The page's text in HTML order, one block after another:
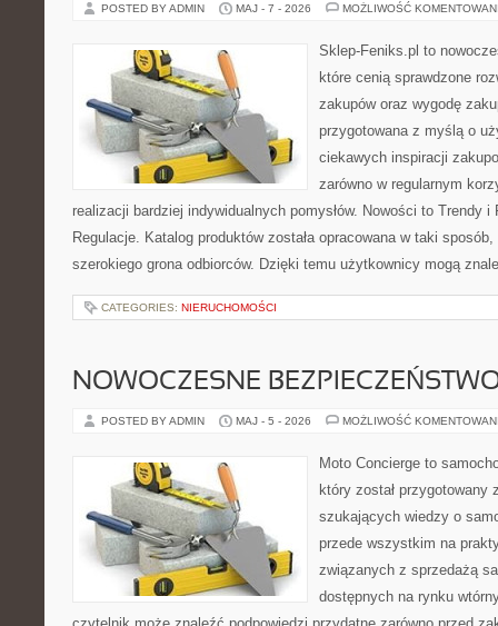
POSTED BY ADMIN MAJ - 7 - 2026 MOŻLIWOŚĆ
Sklep-Feniks.pl to
które cenią sprawdzone
zakupów oraz wygodę
przygotowana z myślą o
ciekawych inspiracji
zarówno w regularnym
realizacji bardziej indywidualnych pomysłów. Nowości to Trendy i
Regulacje. Katalog produktów została opracowana w taki
szerokiego grona odbiorców. Dzięki temu użytkownicy mogą
CATEGORIES: NIERUCHOMOŚCI
NOWOCZESNE
POSTED BY ADMIN MAJ - 5 - 2026 MOŻLIWOŚĆ
Moto Concierge to
który został przygotowany
szukających wiedzy o
przede wszystkim na
związanych z sprzedażą
dostępnych na rynku